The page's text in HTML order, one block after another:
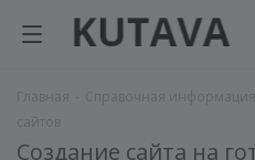
Создание сайта на